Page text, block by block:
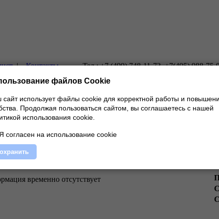
| Контакты Тел.: +7 (499) 748-11-73, +7(495) 988-75-
временно отсутствует
файлов Cookie
использует файлы cookie для корректной работы и
Продолжая пользоваться сайтом, вы соглашаетесь с нашей
использования cookie.
Я согласен на использование cookie